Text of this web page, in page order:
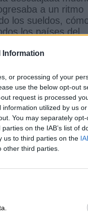
Information
or processing of your
use the below opt-out
request is processed
utilized by us
You may separately
on the IAB’s list of
us to third parties on the
third parties.
a un ritmo
los sueldos,
los países del
la vida. Hay
de su juventud.
la vivienda hacen
pobres para
la sensibilidad
en su sitio y
a los
Y como los
con terroristas
el
y, por encima de
gobierno
. Hasta
los que se